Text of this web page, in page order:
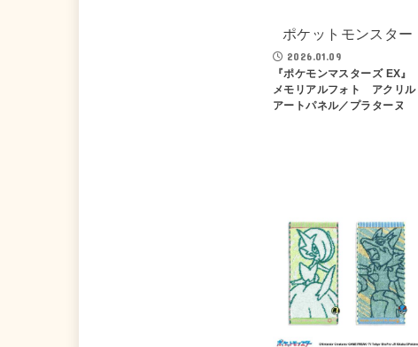
ポケットモンスター
2026.01.09
『ポケモンマスターズ EX』
メモリアルフォト アクリル
アートパネル／プラターヌ